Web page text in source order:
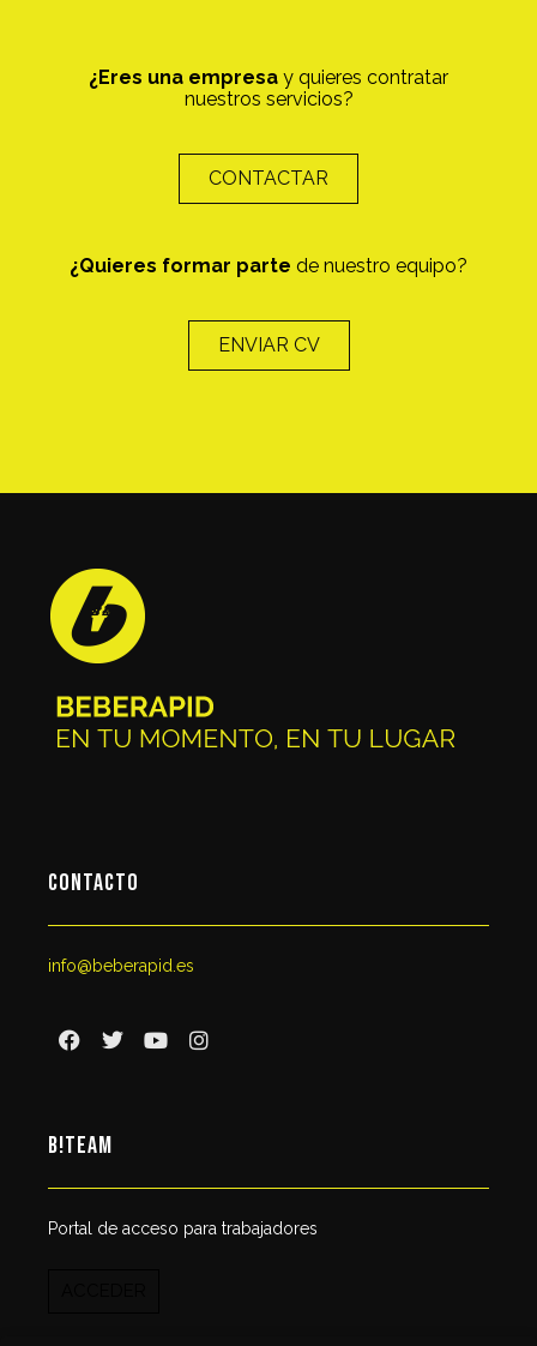
¿Eres una empresa y quieres contratar
nuestros servicios?
CONTACTAR
¿Quieres formar parte de nuestro equipo?
ENVIAR CV
CONTACTO
info@beberapid.es
B!TEAM
Portal de acceso para trabajadores